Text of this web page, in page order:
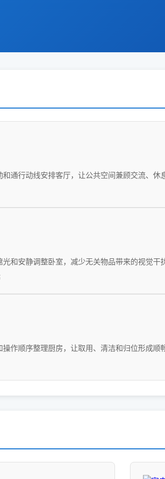
通行动线安排客厅，让公共空间兼顾交流、休
光和安静调整卧室，减少无关物品带来的视觉干
作顺序整理厨房，让取用、清洁和归位形成顺